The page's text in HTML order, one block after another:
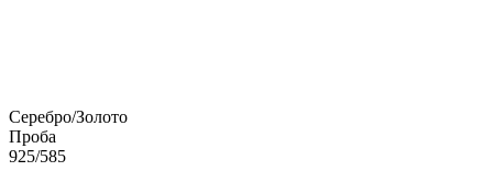
Серебро/Золото
Проба
925/585